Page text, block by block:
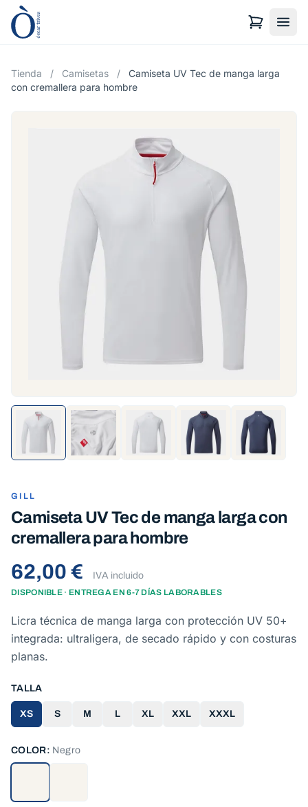
Tienda / Camisetas /
Camiseta UV Tec de manga larga
con cremallera para hombre
GILL
Camiseta UV Tec de manga larga con
cremallera para hombre
62,00 € IVA incluido
DISPONIBLE · ENTREGA EN 6-7 DÍAS LABORABLES
Licra técnica de manga larga con protección UV 50+
integrada: ultraligera, de secado rápido y con costuras
planas.
TALLA
XS S M L XL XXL XXXL
COLOR: Negro